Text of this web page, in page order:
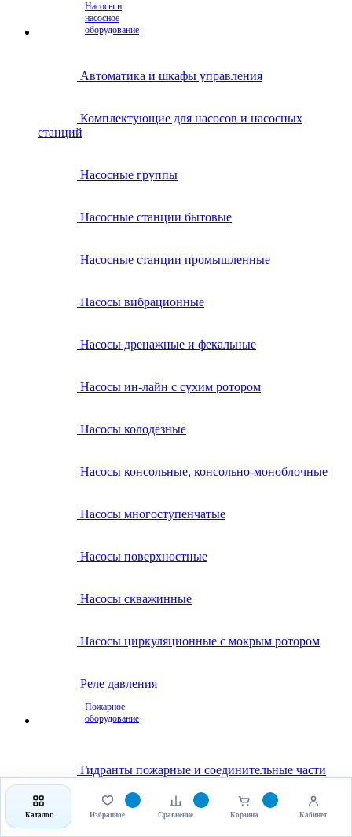
Насосы и
насосное
оборудование
Автоматика и шкафы управления
Комплектующие для насосов и насосных
станций
Насосные группы
Насосные станции бытовые
Насосные станции промышленные
Насосы вибрационные
Насосы дренажные и фекальные
Насосы ин-лайн с сухим ротором
Насосы колодезные
Насосы консольные, консольно-моноблочные
Насосы многоступенчатые
Насосы поверхностные
Насосы скважинные
Насосы циркуляционные с мокрым ротором
Реле давления
Пожарное
оборудование
Гидранты пожарные и соединительные части
Клапаны пожарные
Каталог Избранное Сравнение Корзина Кабинет